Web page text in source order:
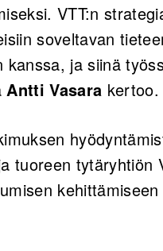
VTT:n
soveltavan
kanssa, ja siinä
Antti Vasara kertoo.
tuoreen tytäryhtiön